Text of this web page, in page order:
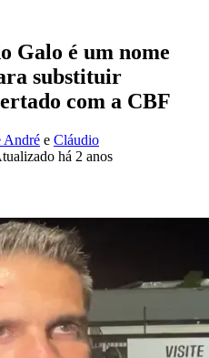
Galo é um nome
substituir
com a CBF
André e Cláudio
há 2 anos